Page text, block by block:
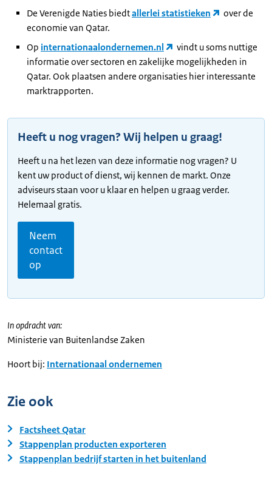
De Verenigde Naties biedtallerlei statistieken
over de
economie van Qatar.
Op internationaalondernemen.nl
vindt u soms nuttige
informatie over sectoren en zakelijke mogelijkheden in
Qatar. Ook plaatsen andere organisaties hier interessante
marktrapporten.
Heeft u nog vragen? Wij helpen u graag!
Heeft u na het lezen van deze informatie nog vragen? U
kent uw product of dienst, wij kennen de markt. Onze
adviseurs staan voor u klaar en helpen u graag verder.
Helemaal gratis.
Neem
contact
op
In opdracht van:
Ministerie van Buitenlandse Zaken
Hoort bij: Internationaal ondernemen
Zie ook
Factsheet Qatar
Stappenplan producten exporteren
Stappenplan bedrijf starten in het buitenland